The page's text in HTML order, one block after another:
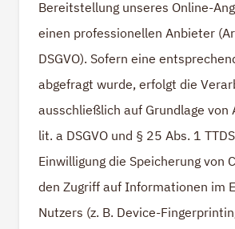
Bereitstellung unseres Online-
einen professionellen Anbieter
DSGVO). Sofern eine
abgefragt wurde, erfolgt die
ausschließlich auf Grundlage von
lit. a DSGVO und § 25 Abs. 1
Einwilligung die Speicherung von
den Zugriff auf Informationen im
Nutzers (z. B. Device-